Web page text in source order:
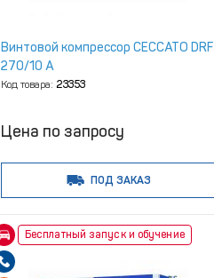
Винтовой компрессор CECCATO DRF
270/10 A
Код товара: 23353
Цена по запросу
ПОД ЗАКАЗ
Бесплатный запуск и обучение